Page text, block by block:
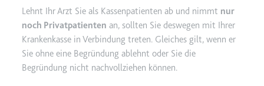
Lehnt Ihr Arzt Sie als Kassenpatienten ab und nimmt nur
noch Privatpatienten an, sollten Sie deswegen mit Ihrer
Krankenkasse in Verbindung treten. Gleiches gilt, wenn er
Sie ohne eine Begründung ablehnt oder Sie die
Begründung nicht nachvollziehen können.